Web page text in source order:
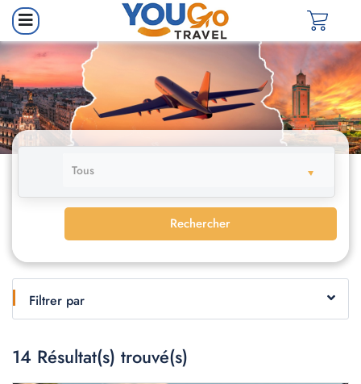
Tous
Rechercher
Filtrer par
14 Résultat(s) trouvé(s)